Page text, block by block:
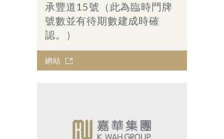
承豐道15號（此為臨時門牌
號數並有待期數建成時確
認。）
網站